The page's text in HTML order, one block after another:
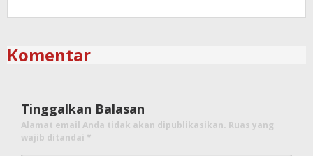
Komentar
Tinggalkan Balasan
Alamat email Anda tidak akan dipublikasikan. Ruas yang
wajib ditandai *